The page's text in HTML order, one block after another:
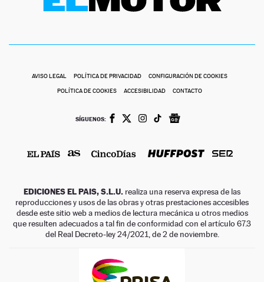
AVISO LEGAL POLÍTICA DE PRIVACIDAD CONFIGURACIÓN DE COOKIES
POLÍTICA DE COOKIES ACCESIBILIDAD CONTACTO
SÍGUENOS:
EDICIONES EL PAIS, S.L.U. realiza una reserva expresa de las
reproducciones y usos de las obras y otras prestaciones accesibles
desde este sitio web a medios de lectura mecánica u otros medios
que resulten adecuados a tal fin de conformidad con el artículo 67.3
del Real Decreto-ley 24/2021, de 2 de noviembre.